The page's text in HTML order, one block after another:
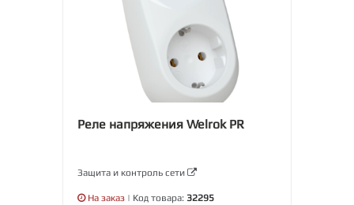
Реле напряжения Welrok PR
Защита и контроль сети
На заказ | Код товара: 32295